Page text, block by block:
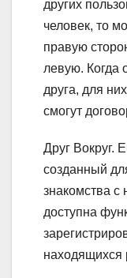
других
человек, то
правую
левую. Когда
друга, для
смогут
Друг Вокруг.
созданный
знакомства
доступна
находящихся